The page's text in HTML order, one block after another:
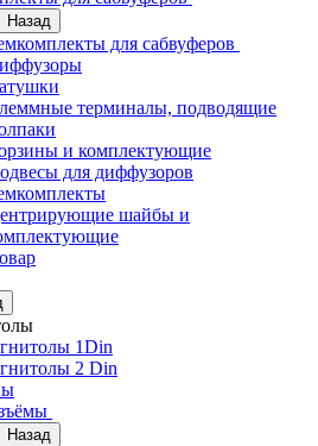
Назад
для сабвуферов
терминалы, подводящие
и комплектующие
для диффузоров
шайбы и
1Din
2 Din
Назад